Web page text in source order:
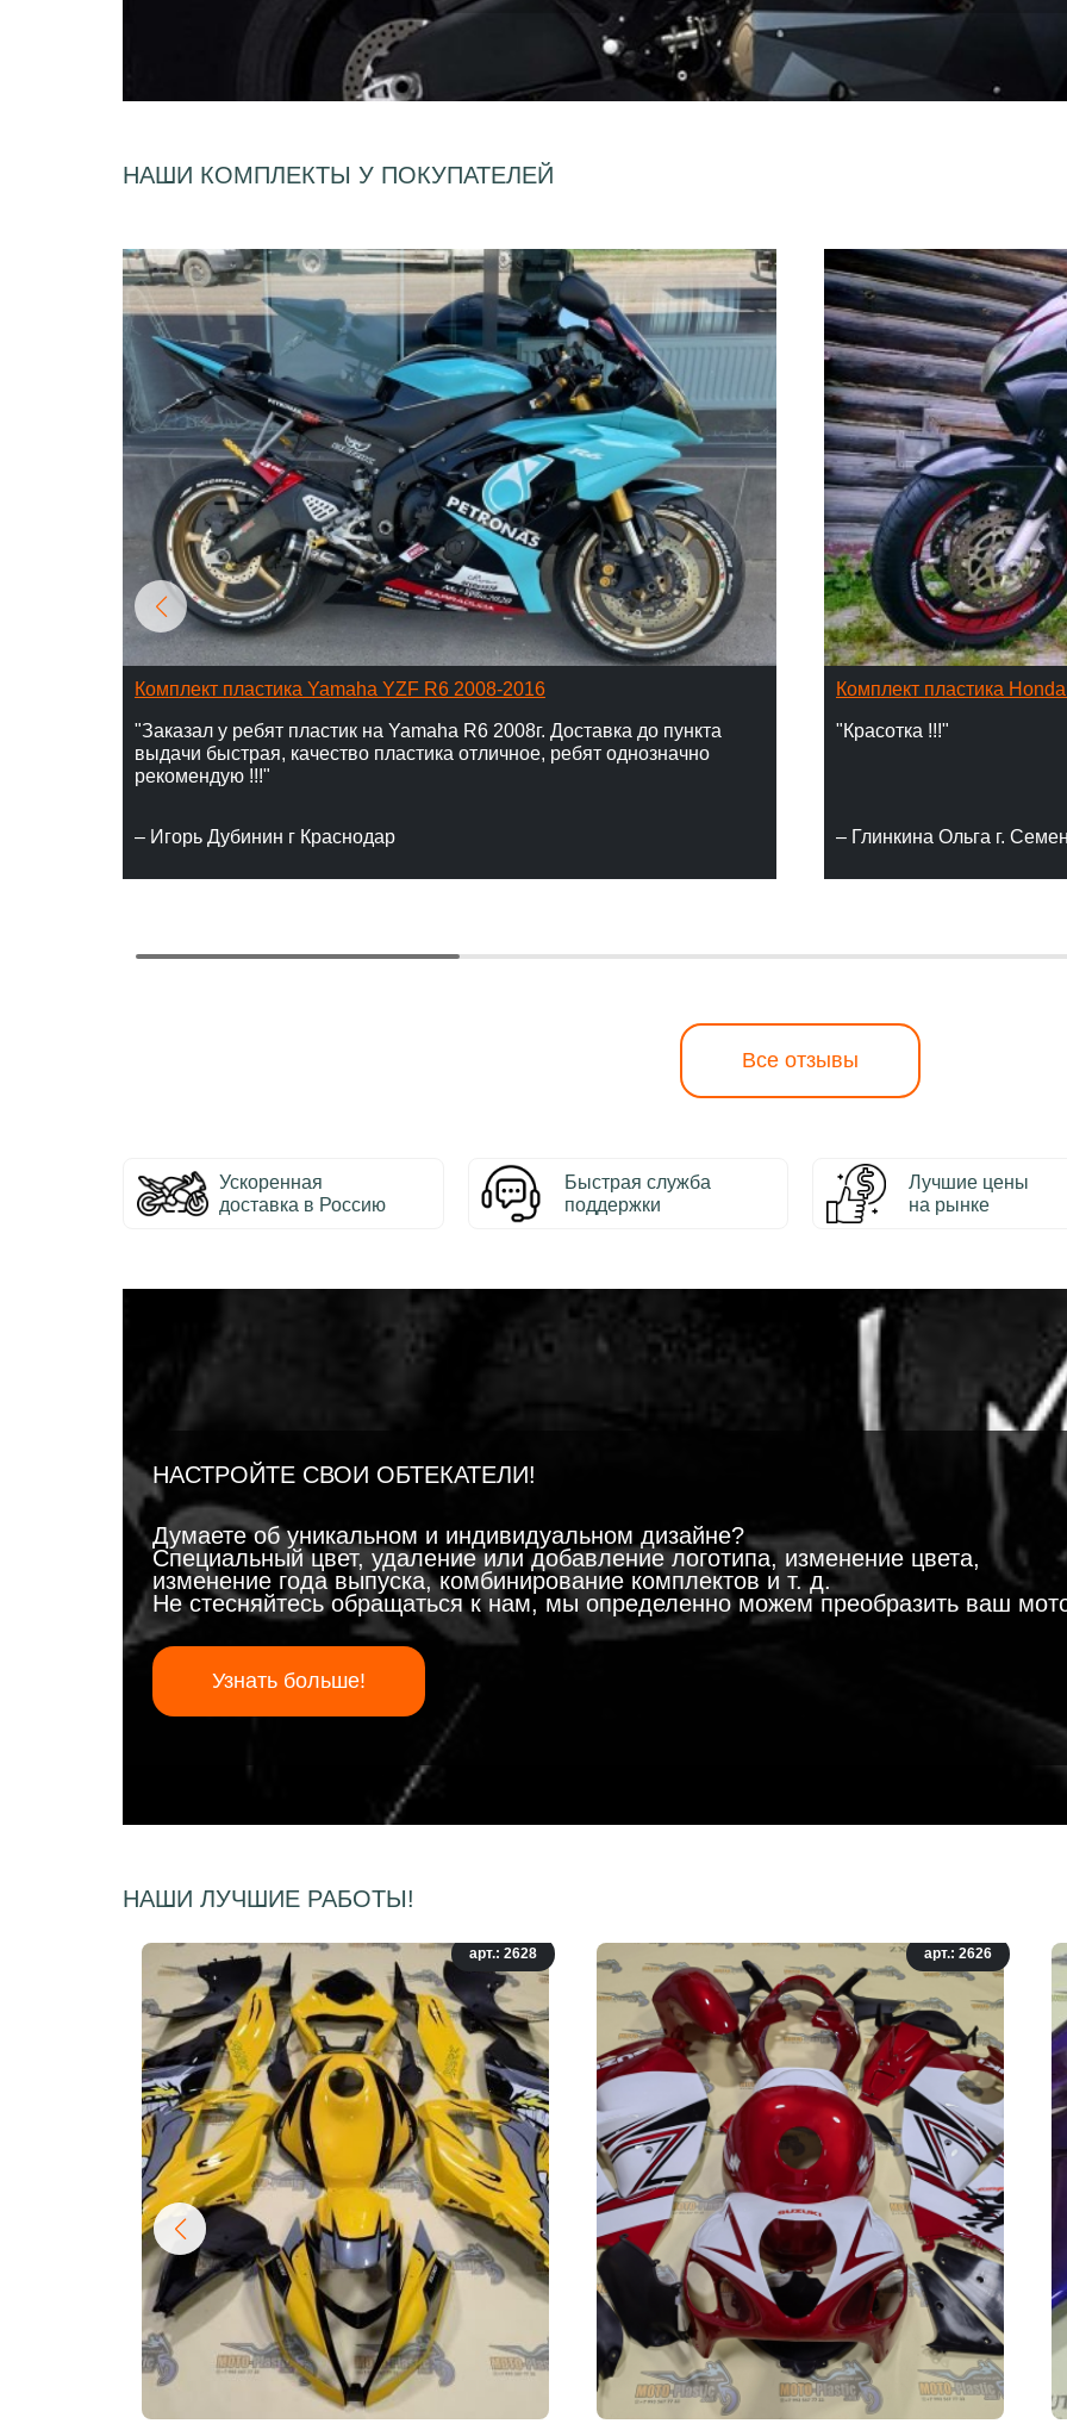
НАШИ КОМПЛЕКТЫ У ПОКУПАТЕЛЕЙ
Комплект пластика Yamaha YZF R6 2008-2016
"Заказал у ребят пластик на Yamaha R6 2008г. Доставка до пункта
выдачи быстрая, качество пластика отличное, ребят однозначно
рекомендую !!!"
– Игорь Дубинин г Краснодар
Комплект пластика
"Красотка !!!"
– Глинкина Ольга г.
Все отзывы
Ускоренная
доставка в Россию
Быстрая служба
поддержки
Лучшие цены
на рынке
НАСТРОЙТЕ СВОИ ОБТЕКАТЕЛИ!
Думаете об уникальном и индивидуальном дизайне?
Специальный цвет, удаление или добавление логотипа, изменение цвета,
изменение года выпуска, комбинирование комплектов и т. д.
Не стесняйтесь обращаться к нам, мы определенно можем преобразить ваш
Узнать больше!
НАШИ ЛУЧШИЕ РАБОТЫ!
арт.: 2628 арт.: 2626